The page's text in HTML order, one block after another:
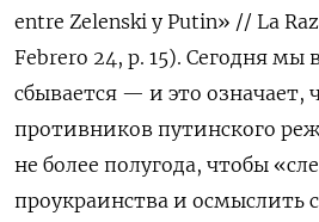
entre Zelenski y Putin» // La
Febrero 24, p. 15). Сегодня мы
сбывается — и это означает,
противников путинского
не более полугода, чтобы
проукраинства и осмыслить